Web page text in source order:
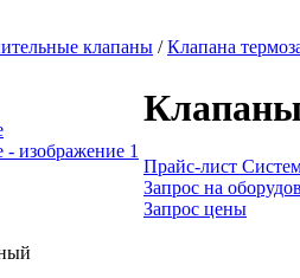
клапаны / Клапана
Прайс-лист
Запрос на
Запрос цены